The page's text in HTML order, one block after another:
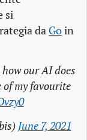
si
da Goin
our AI does
of my favourite
June 7, 2021